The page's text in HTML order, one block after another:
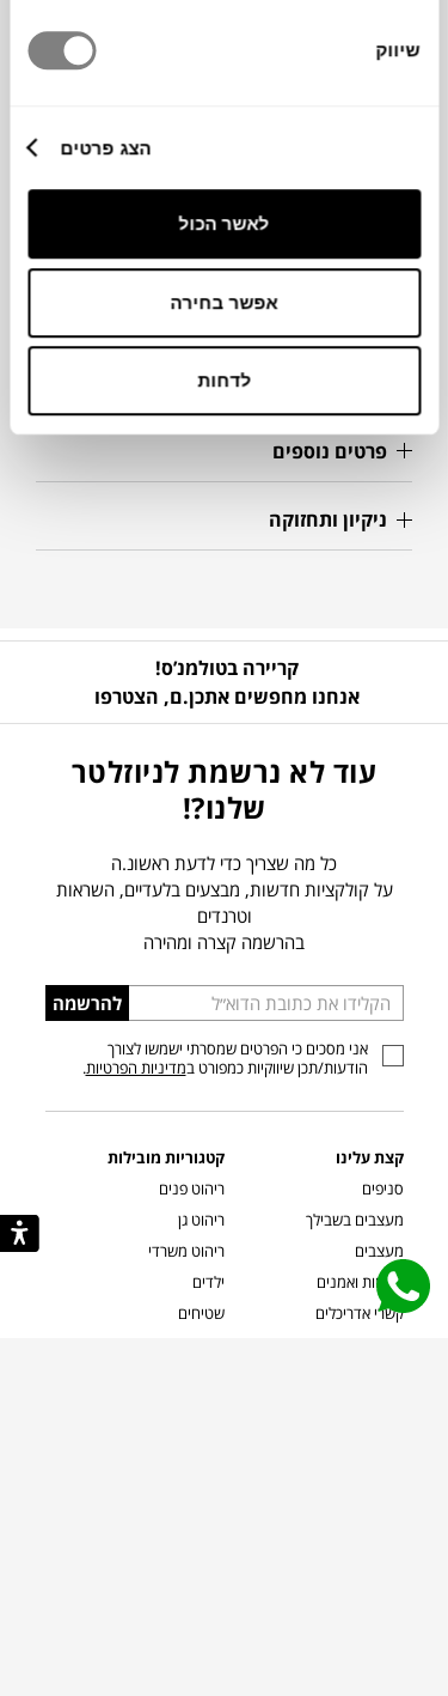
שיווק
הצג פרטים
לאשר הכול
אפשר בחירה
לדחות
מידע על חומרים
פרטים נוספים
ניקיון ותחזוקה
קריירה בטולמנ’ס!
אנחנו מחפשים אתכן.ם, הצטרפו
עוד לא נרשמת לניוזלטר
שלנו?!
כל מה שצריך כדי לדעת ראשונ.ה
על קולקציות חדשות, מבצעים בלעדיים, השראות
וטרנדים
בהרשמה קצרה ומהירה
הכניסו
כתובת
דוא”ל
להרשמה
אני מסכים כי הפרטים שמסרתי ישמשו לצורך
הודעות/תכן שיווקיות כמפורט במדיניות הפרטיות.
קצת עלינו
סניפים
מעצבים בשבילך
מעצבים
אמניות ואמנים
קשרי אדריכלים
קטגוריות מובילות
ריהוט פנים
ריהוט גן
ריהוט משרדי
ילדים
שטיחים